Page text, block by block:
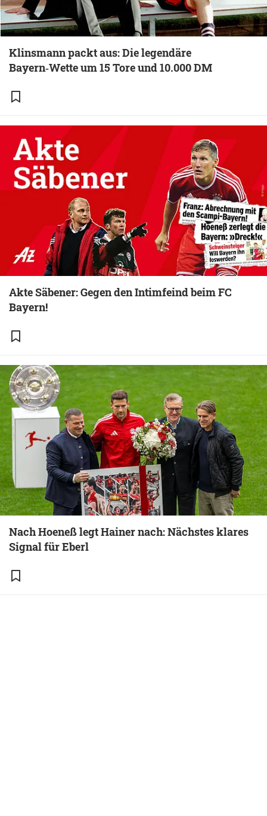
Klinsmann packt aus: Die legendäre
Bayern‑Wette um 15 Tore und 10.000 DM
Akte Säbener: Gegen den Intimfeind beim FC
Bayern!
Nach Hoeneß legt Hainer nach: Nächstes klares
Signal für Eberl